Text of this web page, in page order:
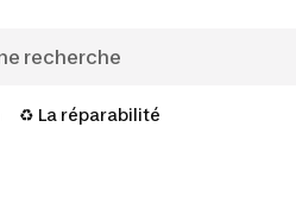
♻️ La réparabilité